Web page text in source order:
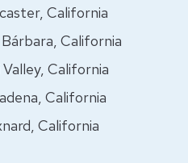
California
California
California
California
California